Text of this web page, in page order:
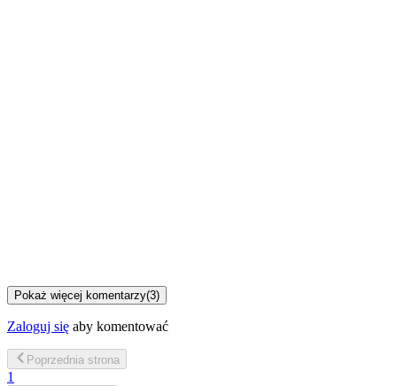
Pokaż więcej komentarzy(3)
Zaloguj się aby komentować
Poprzednia strona
1